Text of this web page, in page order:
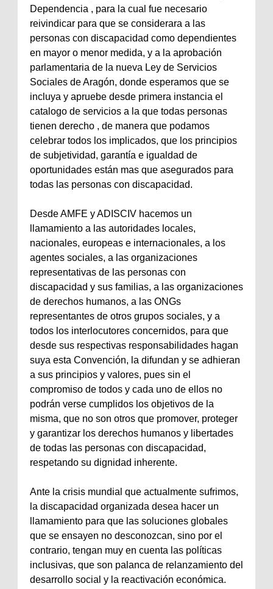
Dependencia , para la cual fue necesario
reivindicar para que se considerara a las
personas con discapacidad como dependientes
en mayor o menor medida, y a la aprobación
parlamentaria de la nueva Ley de Servicios
Sociales de Aragón, donde esperamos que se
incluya y apruebe desde primera instancia el
catalogo de servicios a la que todas personas
tienen derecho , de manera que podamos
celebrar todos los implicados, que los principios
de subjetividad, garantía e igualdad de
oportunidades están mas que asegurados para
todas las personas con discapacidad.
Desde AMFE y ADISCIV hacemos un
llamamiento a las autoridades locales,
nacionales, europeas e internacionales, a los
agentes sociales, a las organizaciones
representativas de las personas con
discapacidad y sus familias, a las organizaciones
de derechos humanos, a las ONGs
representantes de otros grupos sociales, y a
todos los interlocutores concernidos, para que
desde sus respectivas responsabilidades hagan
suya esta Convención, la difundan y se adhieran
a sus principios y valores, pues sin el
compromiso de todos y cada uno de ellos no
podrán verse cumplidos los objetivos de la
misma, que no son otros que promover, proteger
y garantizar los derechos humanos y libertades
de todas las personas con discapacidad,
respetando su dignidad inherente.
Ante la crisis mundial que actualmente sufrimos,
la discapacidad organizada desea hacer un
llamamiento para que las soluciones globales
que se ensayen no desconozcan, sino por el
contrario, tengan muy en cuenta las políticas
inclusivas, que son palanca de relanzamiento del
desarrollo social y la reactivación económica.